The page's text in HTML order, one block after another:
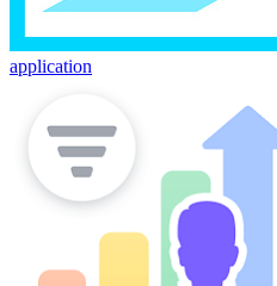
application